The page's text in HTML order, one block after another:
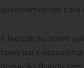
governamentais para
A legislação prevê
taxas para